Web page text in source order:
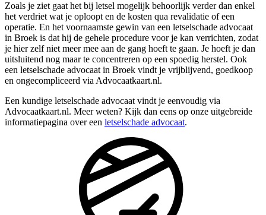
Zoals je ziet gaat het bij letsel mogelijk behoorlijk verder dan enkel
het verdriet wat je oploopt en de kosten qua revalidatie of een
operatie. En het voornaamste gewin van een letselschade advocaat
in Broek is dat hij de gehele procedure voor je kan verrichten, zodat
je hier zelf niet meer mee aan de gang hoeft te gaan. Je hoeft je dan
uitsluitend nog maar te concentreren op een spoedig herstel. Ook
een letselschade advocaat in Broek vindt je vrijblijvend, goedkoop
en ongecompliceerd via Advocaatkaart.nl.
Een kundige letselschade advocaat vindt je eenvoudig via
Advocaatkaart.nl. Meer weten? Kijk dan eens op onze uitgebreide
informatiepagina over een letselschade advocaat.